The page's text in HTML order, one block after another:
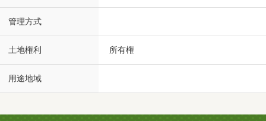
管理方式
土地権利 所有権
用途地域